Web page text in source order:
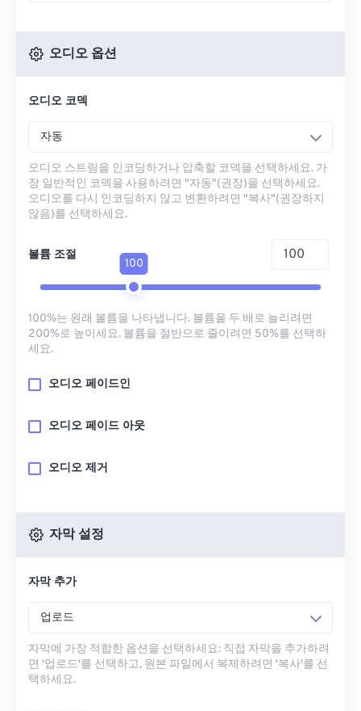
오디오 옵션
오디오 코덱
자동
오디오 스트림을 인코딩하거나 압축할 코덱을 선택하세요. 가
장 일반적인 코덱을 사용하려면 "자동"(권장)을 선택하세요.
오디오를 다시 인코딩하지 않고 변환하려면 "복사"(권장하지
않음)를 선택하세요.
볼륨 조절
100
100%는 원래 볼륨을 나타냅니다. 볼륨을 두 배로 늘리려면
200%로 높이세요. 볼륨을 절반으로 줄이려면 50%를 선택하
세요.
오디오 페이드인
오디오 페이드 아웃
오디오 제거
자막 설정
자막 추가
업로드
자막에 가장 적합한 옵션을 선택하세요: 직접 자막을 추가하려
면 '업로드'를 선택하고, 원본 파일에서 복제하려면 '복사'를 선
택하세요.